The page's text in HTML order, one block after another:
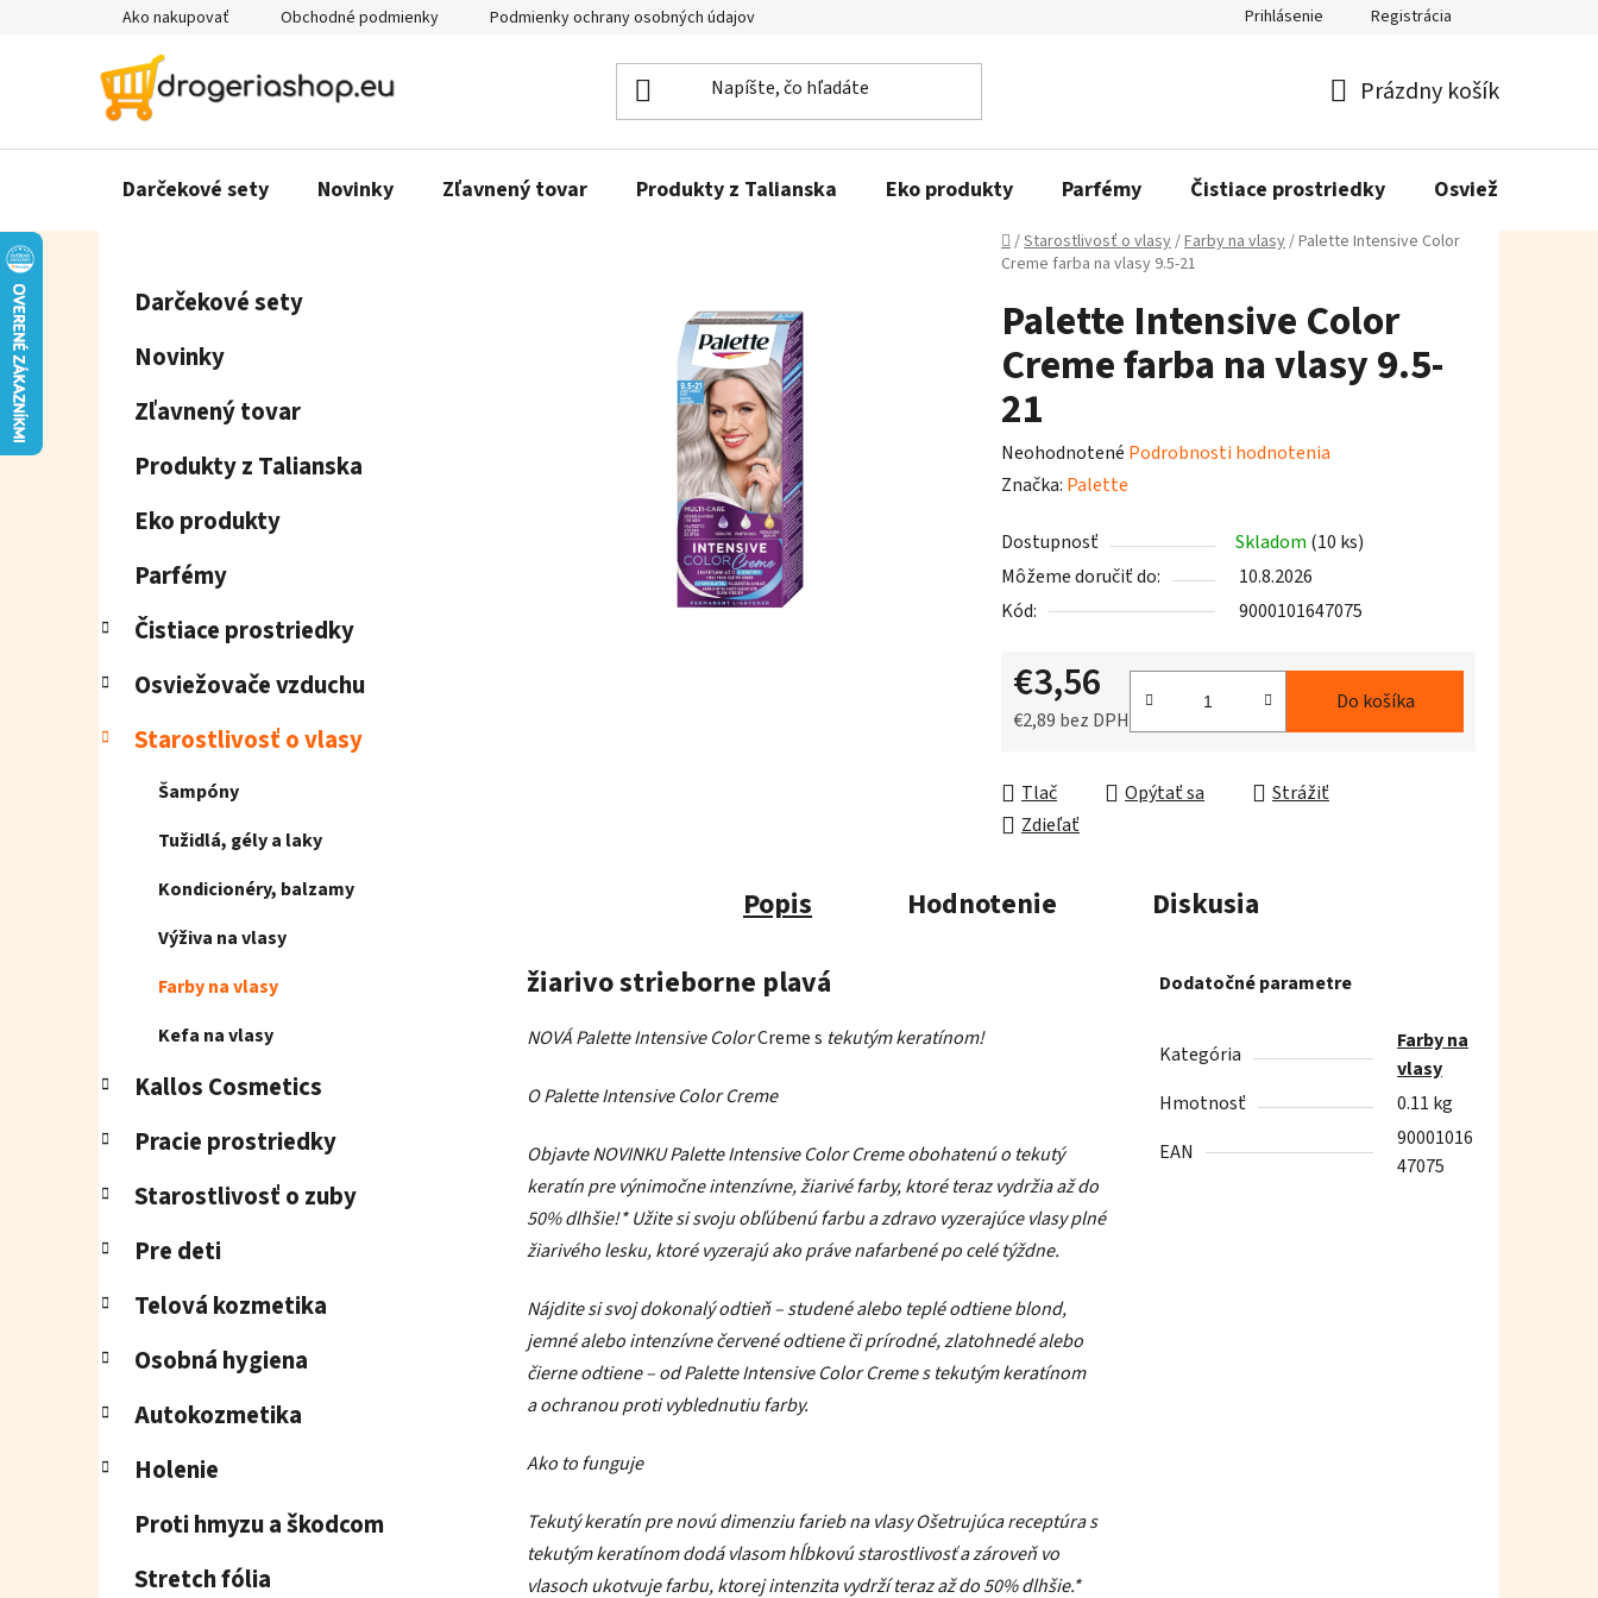
Ako nakupovať Obchodné podmienky Podmienky ochrany osobných údajov Prihlásenie Registrácia
košík
Prázdny košík
Darčekové sety Novinky Zľavnený tovar Produkty z Talianska Eko produkty Parfémy Čistiace prostriedky Osviežovače
Domov
/Starostlivosť o vlasy/Farby na vlasy/Palette Intensive Color
Creme farba na vlasy 9.5-21
Preskočiť
kategórie
Darčekové sety
Novinky
Zľavnený tovar
Produkty z Talianska
Eko produkty
Parfémy
Čistiace prostriedky
Osviežovače vzduchu
Starostlivosť o vlasy
Šampóny
Tužidlá, gély a laky
Kondicionéry, balzamy
Výživa na vlasy
Farby na vlasy
Kefa na vlasy
Kallos Cosmetics
Pracie prostriedky
Starostlivosť o zuby
Pre deti
Telová kozmetika
Osobná hygiena
Autokozmetika
Holenie
Proti hmyzu a škodcom
Stretch fólia
Palette Intensive Color
Creme farba na vlasy 9.5-
21
Priemerné
hodnotenie
je
0,0
z
hviezdičiek.
Neohodnotené Podrobnosti hodnotenia
Značka: Palette
Dostupnosť Skladom (10 ks)
Môžeme doručiť do:
10.8.2026
Kód:
9000101647075
€3,56
€2,89 bez DPH
Do košíka
Tlač Opýtať sa
Strážiť
Zdieľať
Popis Hodnotenie
Diskusia
žiarivo strieborne plavá
NOVÁ Palette Intensive ColorCreme s tekutým keratínom!
O Palette Intensive Color Creme
Objavte NOVINKU Palette Intensive Color Creme obohatenú o tekutý
keratín pre výnimočne intenzívne, žiarivé farby, ktoré teraz vydržia až do
50% dlhšie!* Užite si svoju obľúbenú farbu a zdravo vyzerajúce vlasy plné
žiarivého lesku, ktoré vyzerajú ako práve nafarbené po celé týždne.
Nájdite si svoj dokonalý odtieň – studené alebo teplé odtiene blond,
jemné alebo intenzívne červené odtiene či prírodné, zlatohnedé alebo
čierne odtiene – od Palette Intensive Color Creme s tekutým keratínom
a ochranou proti vyblednutiu farby.
Ako to funguje
Tekutý keratín pre novú dimenziu farieb na vlasy Ošetrujúca receptúra s
tekutým keratínom dodá vlasom hĺbkovú starostlivosť a zároveň vo
vlasoch ukotvuje farbu, ktorej intenzita vydrží teraz až do 50% dlhšie.*
Dodatočné parametre
Kategória
Farby na
vlasy
Hmotnosť
0.11 kg
EAN
90001016
47075